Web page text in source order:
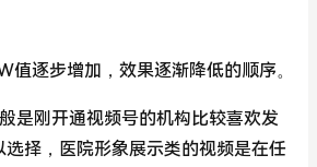
值逐步增加，效果逐渐降低的顺序。
是刚开通视频号的机构比较喜欢发
选择，医院形象展示类的视频是在任